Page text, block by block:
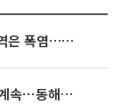
동해안은 시간당 80㎜ 폭우, 그 외 지역은 폭염…‘극과 극 날씨’
[내일 날씨] 폭염 한풀 꺾여도 무더위 계속⋯동해안 이틀 연속 비